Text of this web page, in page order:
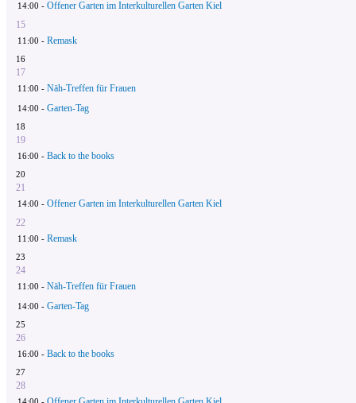
14:00 - Offener Garten im Interkulturellen Garten Kiel
15
11:00 - Remask
16
17
11:00 - Näh-Treffen für Frauen
14:00 - Garten-Tag
18
19
16:00 - Back to the books
20
21
14:00 - Offener Garten im Interkulturellen Garten Kiel
22
11:00 - Remask
23
24
11:00 - Näh-Treffen für Frauen
14:00 - Garten-Tag
25
26
16:00 - Back to the books
27
28